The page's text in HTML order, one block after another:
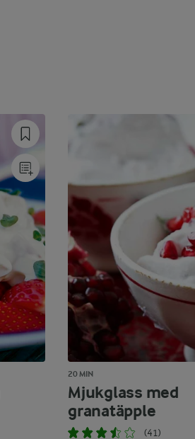
20 MIN
Mjukglass med
granatäpple
(41)